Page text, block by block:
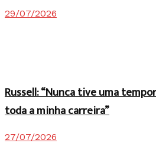
29/07/2026
Russell: “Nunca tive uma
toda a minha carreira”
27/07/2026